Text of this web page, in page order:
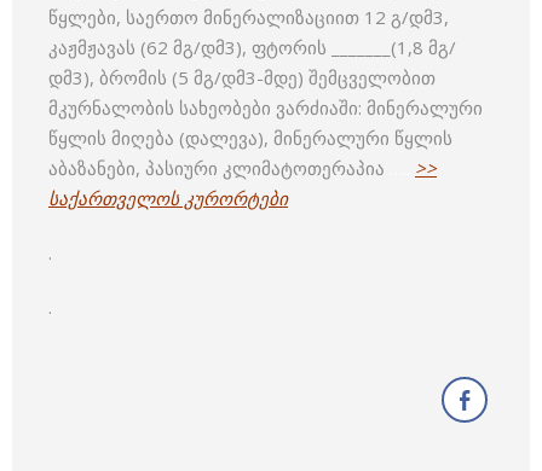
წყლები, საერთო მინერალიზაციით 12 გ/დმ3,
კაჟმჟავას (62 მგ/დმ3), ფტორის _______(1,8 მგ/
დმ3), ბრომის (5 მგ/დმ3-მდე) შემცველობით
მკურნალობის სახეობები ვარძიაში: მინერალური
წყლის მიღება (დალევა), მინერალური წყლის
აბაზანები, პასიური კლიმატოთერაპია
>>
საქართველოს კურორტები
.
.